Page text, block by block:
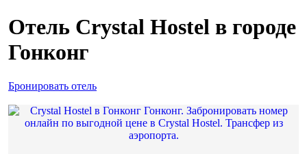
Отель Crystal Hostel в городе
Гонконг
Бронировать отель